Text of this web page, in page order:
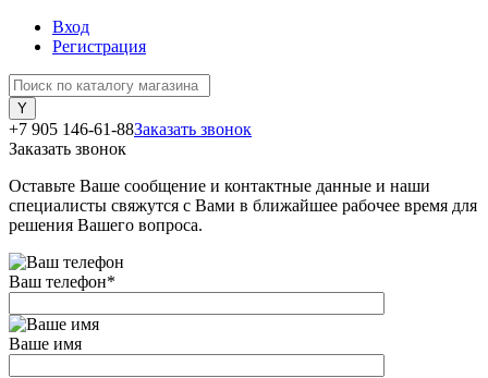
Вход
Регистрация
+7 905 146-61-88Заказать звонок
Заказать звонок
Оставьте Ваше сообщение и контактные данные и наши
специалисты свяжутся с Вами в ближайшее рабочее время для
решения Вашего вопроса.
Ваш телефон*
Ваше имя